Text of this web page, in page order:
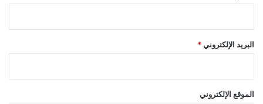
البريد الإلكتروني*
الموقع الإلكتروني